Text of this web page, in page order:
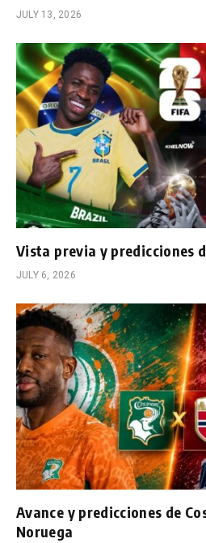
JULY 13, 2026
Vista previa y predicciones
JULY 6, 2026
Avance y predicciones de
Noruega